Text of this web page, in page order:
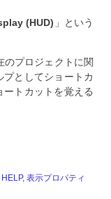
(HUD) 」という
のプロジェクトに関
としてショートカ
トカットを覚える
, 表示プロパティ